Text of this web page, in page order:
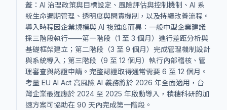
蓋：AI 治理政策與目標設定、風險評估與控制機制、AI 系
統生命週期管理、透明度與問責機制，以及持續改善流程。
導入時程因企業規模與 AI 複雜度而異：一般中型企業建議
採三階段執行——第一階段（1 至 3 個月）進行差距分析與
基礎框架建立；第二階段（3 至 9 個月）完成管理機制設計
與系統導入；第三階段（9 至 12 個月）執行內部稽核、管
理審查與認證申請。完整認證取得通常需要 6 至 12 個月。
考量 EU AI Act 高風險 AI 義務將於 2026 年全面適用，台
灣企業最遲應於 2024 至 2025 年啟動導入，積穗科研的加
速方案可協助在 90 天內完成第一階段。